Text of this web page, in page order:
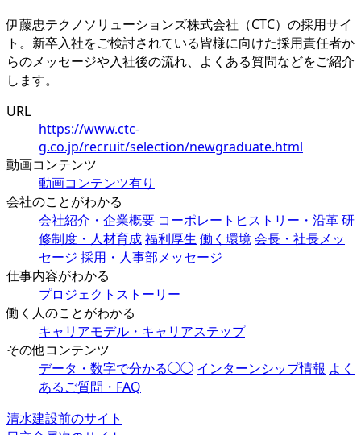
伊藤忠テクノソリューションズ株式会社（CTC）の採用サイ
ト。新卒入社をご検討されている皆様に向けた採用責任者か
らのメッセージや入社後の流れ、よくある質問などをご紹介
します。
URL
https://www.ctc-
g.co.jp/recruit/selection/newgraduate.html
動画コンテンツ
動画コンテンツ有り
会社のことがわかる
会社紹介・企業概要 コーポレートヒストリー・沿革研
修制度・人材育成福利厚生働く環境会長・社長メッ
セージ 採用・人事部メッセージ
仕事内容がわかる
プロジェクトストーリー
働く人のことがわかる
キャリアモデル・キャリアステップ
その他コンテンツ
データ・数字で分かる◯◯ インターンシップ情報 よく
あるご質問・FAQ
清水建設前のサイト